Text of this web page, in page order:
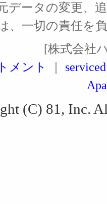
データの変更、
、一切の責任を
[株式会社
メント
(C) 81, Inc.